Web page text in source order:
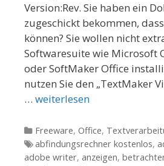
Version:Rev. Sie haben ein
zugeschickt bekommen,
können? Sie wollen nicht
Softwaresuite wie Microsoft
oder SoftMaker Office
nutzen Sie den „TextMaker
… weiterlesen
Kategorien
Freeware, Office,
Tags
abfindungsrechner kostenlos,
adobe writer, anzeigen,